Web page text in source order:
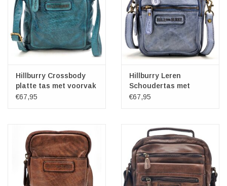
Hillburry Crossbody
platte tas met voorvak
petrol
€67,95
Hillburry Leren
Schoudertas met
Ritsvakjes blauwgrijs
€67,95